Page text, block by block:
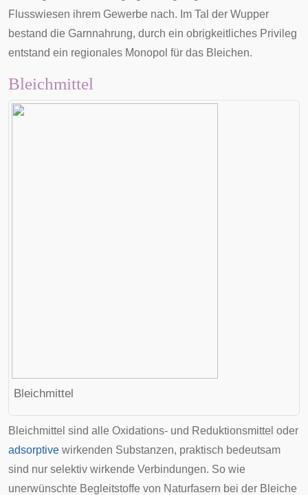
Flusswiesen ihrem Gewerbe nach. Im Tal der Wupper
bestand die Garnnahrung, durch ein obrigkeitliches Privileg
entstand ein regionales Monopol für das Bleichen.
Bleichmittel
Bleichmittel
Bleichmittel sind alle Oxidations- und Reduktionsmittel oder
adsorptive wirkenden Substanzen, praktisch bedeutsam
sind nur selektiv wirkende Verbindungen. So wie
unerwünschte Begleitstoffe von Naturfasern bei der Bleiche